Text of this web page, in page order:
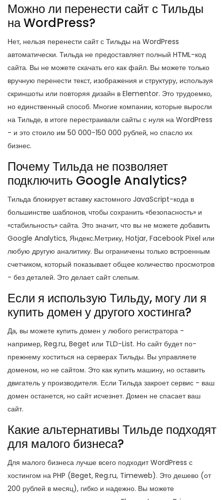
Можно ли перенести сайт с Тильды
на WordPress?
Нет, нельзя перенести сайт с Тильды на WordPress
автоматически. Тильда не предоставляет полный HTML-код
сайта. Вы не можете скачать его как файл. Вы можете только
вручную перенести текст, изображения и структуру, используя
скриншоты или повторяя дизайн в Elementor. Это трудоемко,
но единственный способ. Многие компании, которые выросли
на Тильде, в итоге перестраивали сайты с нуля на WordPress
- и это стоило им 50 000-150 000 рублей, но спасло их
бизнес.
Почему Тильда не позволяет
подключить Google Analytics?
Тильда блокирует вставку кастомного JavaScript-кода в
большинстве шаблонов, чтобы сохранить «безопасность» и
«стабильность» сайта. Это значит, что вы не можете добавить
Google Analytics, Яндекс.Метрику, Hotjar, Facebook Pixel или
любую другую аналитику. Вы ограничены только встроенным
счетчиком, который показывает общее количество просмотров
- без деталей. Это делает сайт слепым.
Если я использую Тильду, могу ли я
купить домен у другого хостинга?
Да, вы можете купить домен у любого регистратора -
например, Reg.ru, Beget или TLD-List. Но сайт будет по-
прежнему хоститься на серверах Тильды. Вы управляете
доменом, но не сайтом. Это как купить машину, но оставить
двигатель у производителя. Если Тильда закроет сервис - ваш
домен останется, но сайт исчезнет. Домен не спасает ваш
сайт.
Какие альтернативы Тильде подходят
для малого бизнеса?
Для малого бизнеса лучше всего подходит WordPress с
хостингом на PHP (Beget, Reg.ru, Timeweb). Это дешево (от
200 рублей в месяц), гибко и надежно. Вы можете